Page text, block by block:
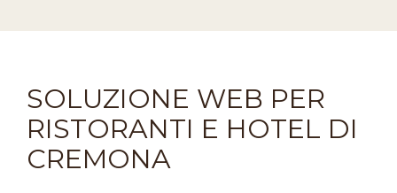
SOLUZIONE WEB PER
RISTORANTI E HOTEL DI
CREMONA